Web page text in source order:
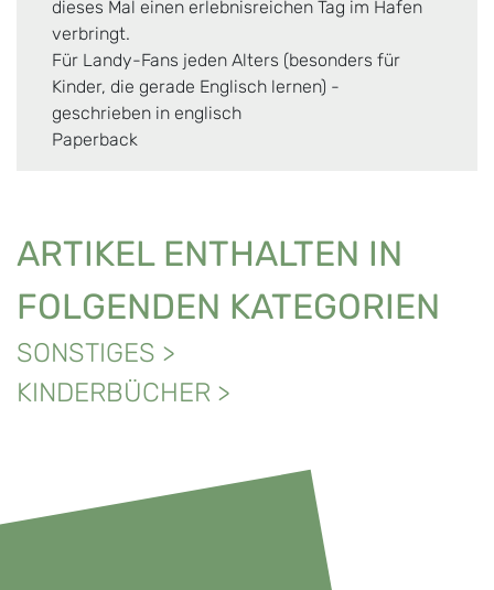
dieses Mal einen erlebnisreichen Tag im Hafen
verbringt.
Für Landy-Fans jeden Alters (besonders für
Kinder, die gerade Englisch lernen) -
geschrieben in englisch
Paperback
ARTIKEL ENTHALTEN IN
FOLGENDEN KATEGORIEN
SONSTIGES >
KINDERBÜCHER >